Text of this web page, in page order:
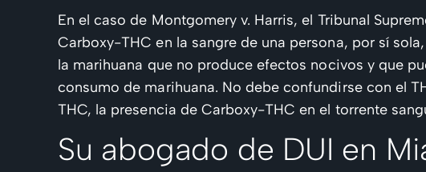
En el caso de Montgomery v. Harris, el Tribunal
Carboxy-THC en la sangre de una persona, por sí
la marihuana que no produce efectos nocivos y que
consumo de marihuana. No debe confundirse con el
THC, la presencia de Carboxy-THC en el torrente
Su abogado de DUI en